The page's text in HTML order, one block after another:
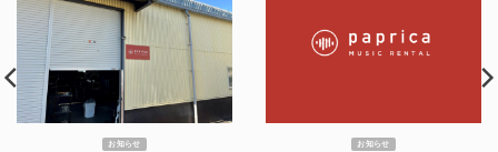
お知らせ お知らせ